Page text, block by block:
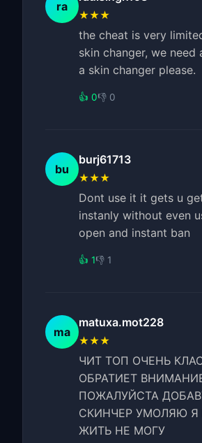
ra
★★★
the cheat is very
skin changer, we need
a skin changer please.
👍 0👎 0
bu
burj61713
★★★
Dont use it it gets u
instanly without even
open and instant ban
👍 1👎 1
ma
matuxa.mot228
★★★
ЧИТ ТОП ОЧЕНЬ
ОБРАТИЕТ
ПОЖАЛУЙСТА
СКИНЧЕР УМОЛЯЮ Я
ЖИТЬ НЕ МОГУ